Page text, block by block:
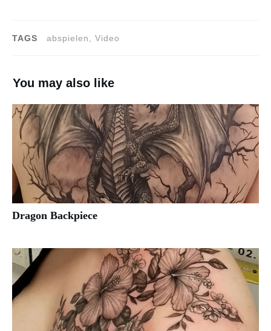
TAGS abspielen, Video
You may also like
Dragon Backpiece